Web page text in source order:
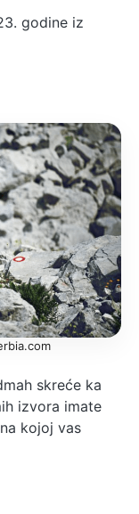
godine iz
skreće ka
izvora imate
kojoj vas